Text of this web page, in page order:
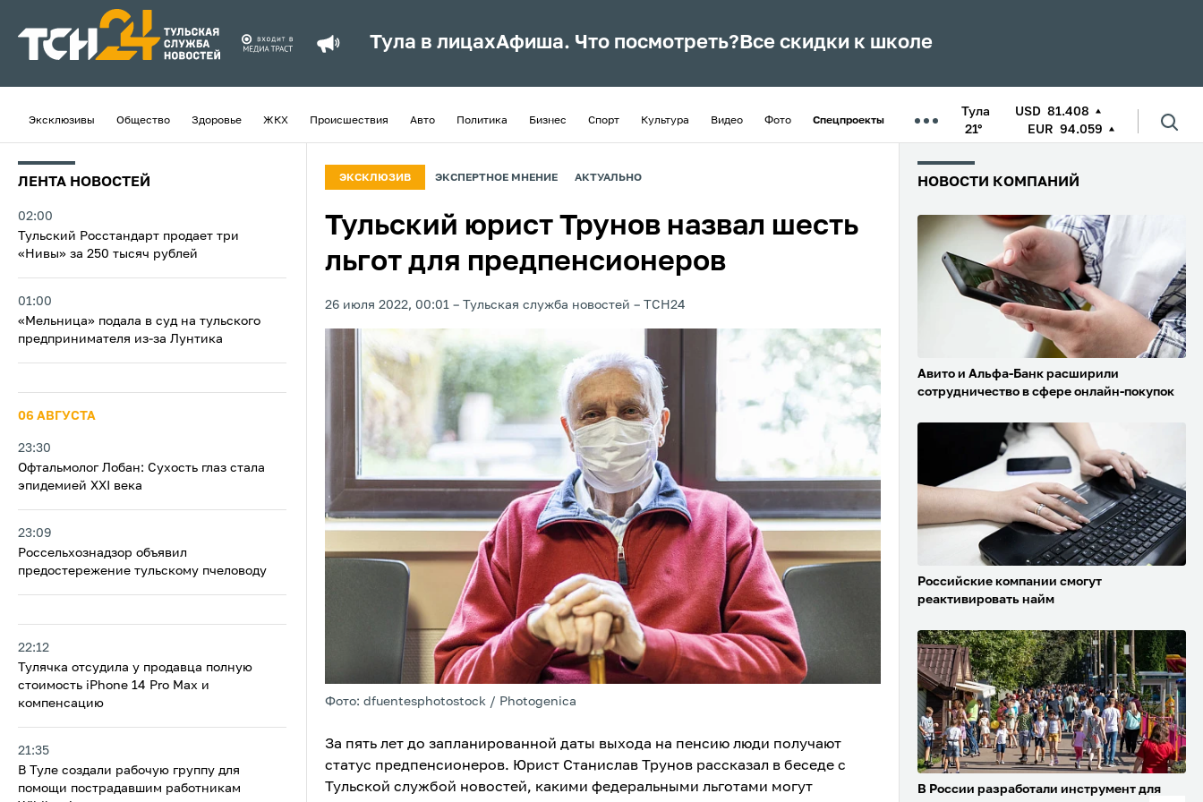
Тула в лицахАфиша. Что посмотреть? Все скидки к школе
Эксклюзивы Общество Здоровье ЖКХ Происшествия Авто Политика Бизнес Спорт Культура Видео Фото Спецпроекты
Тула
21°
USD 81.408
EUR 94.059
ЛЕНТА НОВОСТЕЙ
02:00
Тульский Росстандарт продает три
«Нивы» за 250 тысяч рублей
01:00
«Мельница» подала в суд на тульского
предпринимателя из‑за Лунтика
06 АВГУСТА
23:30
Офтальмолог Лобан: Сухость глаз стала
эпидемией XXI века
23:09
Россельхознадзор объявил
предостережение тульскому пчеловоду
22:12
Тулячка отсудила у продавца полную
стоимость iPhone 14 Pro Max и
компенсацию
21:35
В Туле создали рабочую группу для
помощи пострадавшим работникам
ЭКСКЛЮЗИВ ЭКСПЕРТНОЕ МНЕНИЕ АКТУАЛЬНО
Тульский юрист Трунов назвал шесть
льгот для предпенсионеров
26 июля 2022, 00:01 Тульская служба новостей ТСН24
Фото: dfuentesphotostock / Photogenica
За пять лет до запланированной даты выхода на пенсию люди получают
статус предпенсионеров. Юрист Станислав Трунов рассказал в беседе с
Тульской службой новостей, какими федеральными льготами могут
НОВОСТИ КОМПАНИЙ
Авито и Альфа-Банк расширили
сотрудничество в сфере онлайн-покупок
Российские компании смогут
реактивировать найм
В России разработали инструмент для